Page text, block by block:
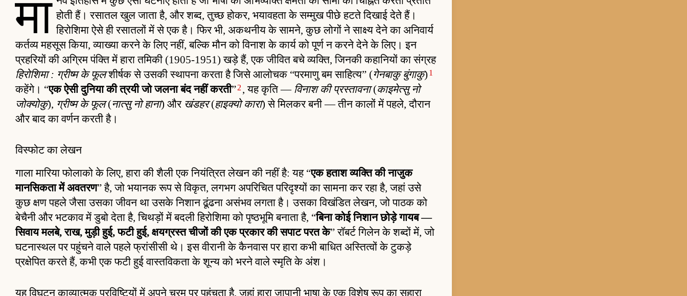
मा होती हैं। रसातल खुल जाता है, और शब्द, तुच्छ होकर, भयावहता के सम्मुख पीछे हटते दिखाई देते हैं।
हिरोशिमा ऐसे ही रसातलों में से एक है। फिर भी, अकथनीय के सामने, कुछ लोगों ने साक्ष्य देने का अनिवार्य
कर्तव्य महसूस किया, व्याख्या करने के लिए नहीं, बल्कि मौन को विनाश के कार्य को पूर्ण न करने देने के लिए। इन
प्रहरियों की अग्रिम पंक्ति में हारा तमिकी (1905-1951) खड़े हैं, एक जीवित बचे व्यक्ति, जिनकी कहानियों का संग्रह
हिरोशिमा : ग्रीष्म के फूलशीर्षक से उसकी स्थापना करता है जिसे आलोचक “परमाणु बम साहित्य” (गेनबाकु बुंगाकु) 1
कहेंगे। “एक ऐसी दुनिया की त्रयी जो जलना बंद नहीं करती”2 , यह कृति — विनाश की प्रस्तावना(काइमेत्सु नो
जोक्योकु), ग्रीष्म के फूल(नात्सु नो हाना) और खंडहर(हाइक्यो कारा) से मिलकर बनी — तीन कालों में पहले, दौरान
और बाद का वर्णन करती है।
विस्फोट का लेखन
गाला मारिया फोलाको के लिए, हारा की शैली एक नियंत्रित लेखन की नहीं है: यह “एक हताश व्यक्ति की नाजुक
मानसिकता में अवतरण” है, जो भयानक रूप से विकृत, लगभग अपरिचित परिदृश्यों का सामना कर रहा है, जहां उसे
कुछ क्षण पहले जैसा उसका जीवन था उसके निशान ढूंढना असंभव लगता है। उसका विखंडित लेखन, जो पाठक को
बेचैनी और भटकाव में डुबो देता है, चिथड़ों में बदली हिरोशिमा को पृष्ठभूमि बनाता है, “बिना कोई निशान छोड़े गायब —
सिवाय मलबे, राख, मुड़ी हुई, फटी हुई, क्षयग्रस्त चीजों की एक प्रकार की सपाट परत के” रॉबर्ट गिलेन के शब्दों में, जो
घटनास्थल पर पहुंचने वाले पहले फ्रांसीसी थे। इस वीरानी के कैनवास पर हारा कभी बाधित अस्तित्वों के टुकड़े
प्रक्षेपित करते हैं, कभी एक फटी हुई वास्तविकता के शून्य को भरने वाले स्मृति के अंश।
यह विघटन काव्यात्मक प्रविष्टियों में अपने चरम पर पहुंचता है, जहां हारा जापानी भाषा के एक विशेष रूप का सहारा